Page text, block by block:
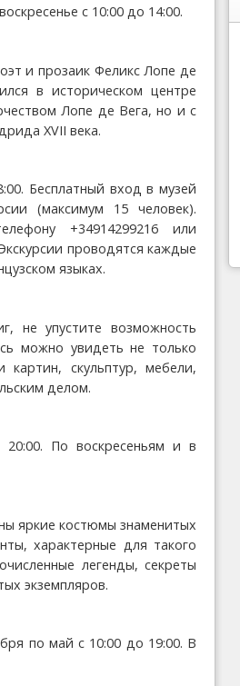
с 10:00 до 14:00.
и прозаик Феликс Лопе де
в историческом центре
Лопе де Вега, но и с
XVII века.
Бесплатный вход в музей
(максимум 15 человек).
+34914299216 или
проводятся каждые
языках.
не упустите возможность
можно увидеть не только
скульптур, мебели,
делом.
20:00. По воскресеньям и в
яркие костюмы знаменитых
характерные для такого
легенды, секреты
экземпляров.
по май с 10:00 до 19:00. В